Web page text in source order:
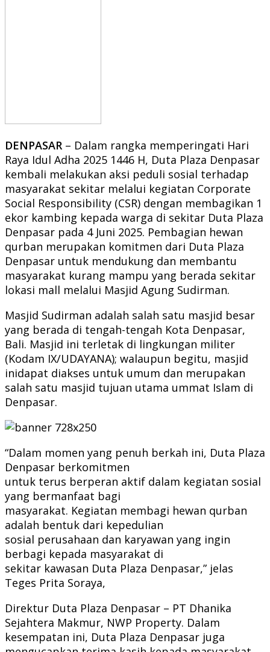
DENPASAR – Dalam rangka memperingati Hari
Raya Idul Adha 2025 1446 H, Duta Plaza Denpasar
kembali melakukan aksi peduli sosial terhadap
masyarakat sekitar melalui kegiatan Corporate
Social Responsibility (CSR) dengan membagikan 1
ekor kambing kepada warga di sekitar Duta Plaza
Denpasar pada 4 Juni 2025. Pembagian hewan
qurban merupakan komitmen dari Duta Plaza
Denpasar untuk mendukung dan membantu
masyarakat kurang mampu yang berada sekitar
lokasi mall melalui Masjid Agung Sudirman.
Masjid Sudirman adalah salah satu masjid besar
yang berada di tengah-tengah Kota Denpasar,
Bali. Masjid ini terletak di lingkungan militer
(Kodam IX/UDAYANA); walaupun begitu, masjid
inidapat diakses untuk umum dan merupakan
salah satu masjid tujuan utama ummat Islam di
Denpasar.
“Dalam momen yang penuh berkah ini, Duta Plaza
Denpasar berkomitmen
untuk terus berperan aktif dalam kegiatan sosial
yang bermanfaat bagi
masyarakat. Kegiatan membagi hewan qurban
adalah bentuk dari kepedulian
sosial perusahaan dan karyawan yang ingin
berbagi kepada masyarakat di
sekitar kawasan Duta Plaza Denpasar,” jelas
Teges Prita Soraya,
Direktur Duta Plaza Denpasar – PT Dhanika
Sejahtera Makmur, NWP Property. Dalam
kesempatan ini, Duta Plaza Denpasar juga